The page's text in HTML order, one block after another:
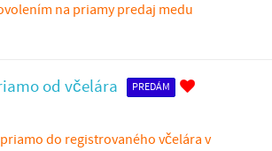
na priamy predaj medu
od včelára PREDÁM
do registrovaného včelára v